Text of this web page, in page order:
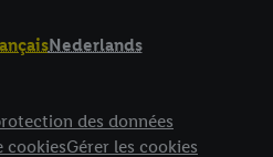
Nederlands
des données
cookiesGérer les cookies